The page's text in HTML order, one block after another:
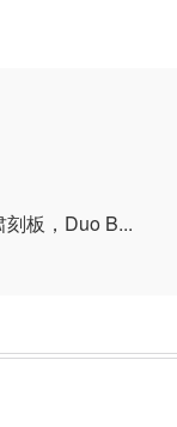
刻板，Duo B...